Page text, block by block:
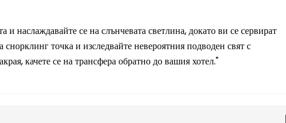
и наслаждавайте се на слънчевата светлина, докато ви се сервират
точка и изследвайте невероятния подводен свят с
качете се на трансфера обратно до вашия хотел."